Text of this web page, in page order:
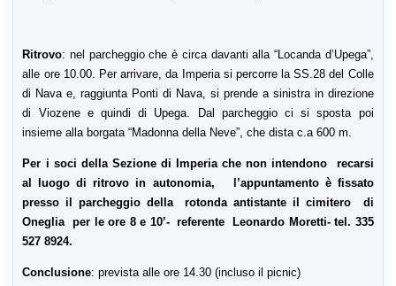
Ritrovo: nel parcheggio che è circa davanti alla “Locanda d’Upega”,
alle ore 10.00. Per arrivare, da Imperia si percorre la SS.28 del Colle
di Nava e, raggiunta Ponti di Nava, si prende a sinistra in direzione
di Viozene e quindi di Upega. Dal parcheggio ci si sposta poi
insieme alla borgata “Madonna della Neve”, che dista c.a 600 m.
Per i soci della Sezione di Imperia che non intendono recarsi
al luogo di ritrovo in autonomia, l’appuntamento è fissato
presso il parcheggio della rotonda antistante il cimitero di
Oneglia per le ore 8 e 10’- referente Leonardo Moretti- tel. 335
527 8924.
Conclusione: prevista alle ore 14.30 (incluso il picnic)